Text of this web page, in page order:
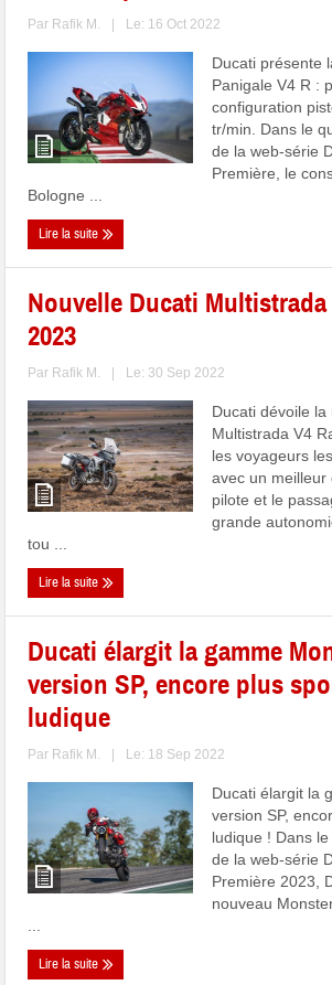
Par Rafik M. Le: 16 Oct 2022
Ducati présente
Panigale V4 R :
configuration
tr/min. Dans le
de la web-série
Première, le
Bologne ...
Lire la suite
Nouvelle Ducati
2023
Par Rafik M. Le: 30 Sep 2022
Ducati dévoile la
Multistrada V4
les voyageurs
avec un meilleur
pilote et le
grande
tou ...
Lire la suite
Ducati élargit la gamme
version SP, encore plus
ludique
Par Rafik M. Le: 18 Sep 2022
Ducati élargit la
version SP,
ludique ! Dans
de la web-série
Première 2023,
nouveau
Lire la suite